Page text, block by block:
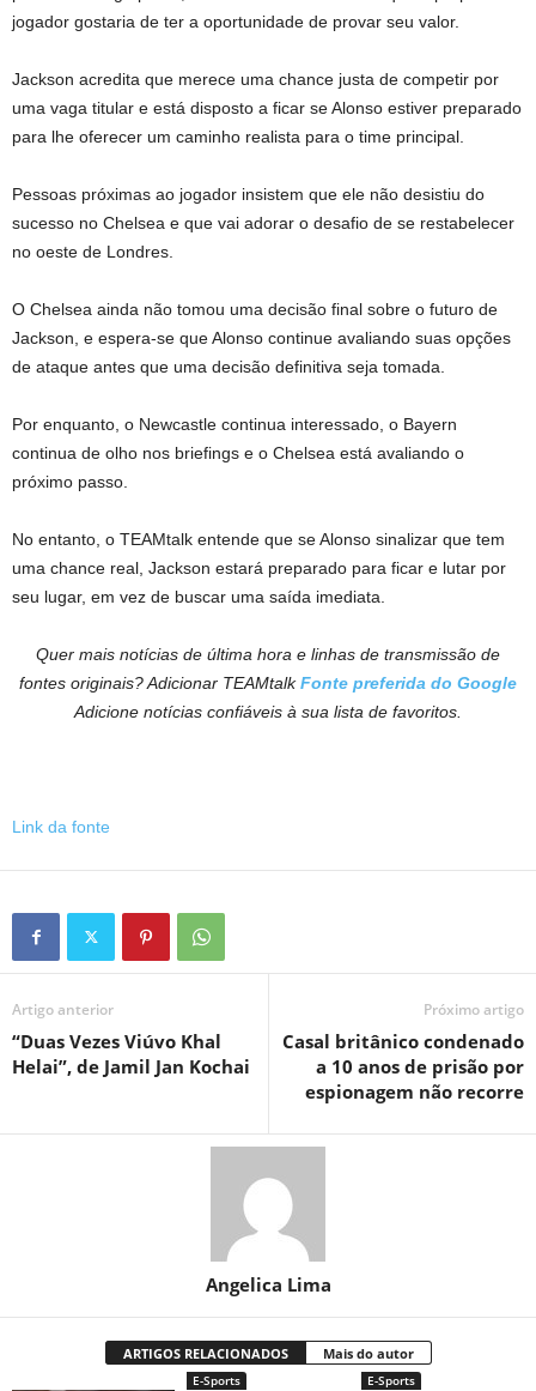
jogador gostaria de ter a oportunidade de provar seu valor.
Jackson acredita que merece uma chance justa de competir por
uma vaga titular e está disposto a ficar se Alonso estiver preparado
para lhe oferecer um caminho realista para o time principal.
Pessoas próximas ao jogador insistem que ele não desistiu do
sucesso no Chelsea e que vai adorar o desafio de se restabelecer
no oeste de Londres.
O Chelsea ainda não tomou uma decisão final sobre o futuro de
Jackson, e espera-se que Alonso continue avaliando suas opções
de ataque antes que uma decisão definitiva seja tomada.
Por enquanto, o Newcastle continua interessado, o Bayern
continua de olho nos briefings e o Chelsea está avaliando o
próximo passo.
No entanto, o TEAMtalk entende que se Alonso sinalizar que tem
uma chance real, Jackson estará preparado para ficar e lutar por
seu lugar, em vez de buscar uma saída imediata.
Quer mais notícias de última hora e linhas de transmissão de
fontes originais? Adicionar TEAMtalkFonte preferida do Google
Adicione notícias confiáveis ​​à sua lista de favoritos.
Link da fonte
Artigo anterior
“Duas Vezes Viúvo Khal
Helai”, de Jamil Jan Kochai
Próximo artigo
Casal britânico condenado
a 10 anos de prisão por
espionagem não recorre
Angelica Lima
ARTIGOS RELACIONADOS Mais do autor
E-Sports E-Sports